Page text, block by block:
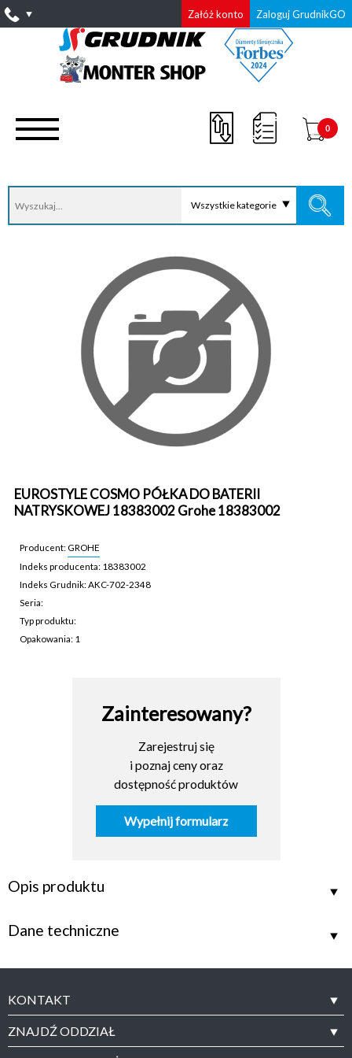
Załóż konto Zaloguj GrudnikGO
Wszystkie kategorie
0
EUROSTYLE COSMO PÓŁKA DO BATERII
NATRYSKOWEJ 18383002 Grohe 18383002
Producent: GROHE
Indeks producenta: 18383002
Indeks Grudnik: AKC-702-2348
Seria:
Typ produktu:
Opakowania: 1
Zainteresowany?
Zarejestruj się
i poznaj ceny oraz
dostępność produktów
Wypełnij formularz
Opis produktu
Dane techniczne
KONTAKT
ZNAJDŹ ODDZIAŁ